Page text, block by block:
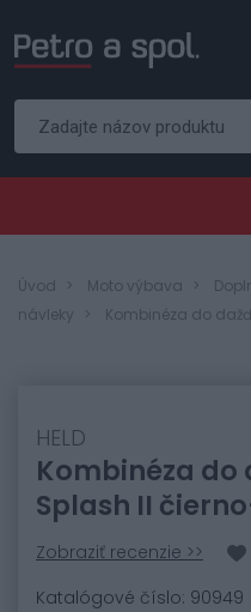
Úvod Moto výbava
návleky
Kombinéza do
HELD
Kombinéza do
Splash II
Zobraziť recenzie >>
Katalógové číslo: 90949